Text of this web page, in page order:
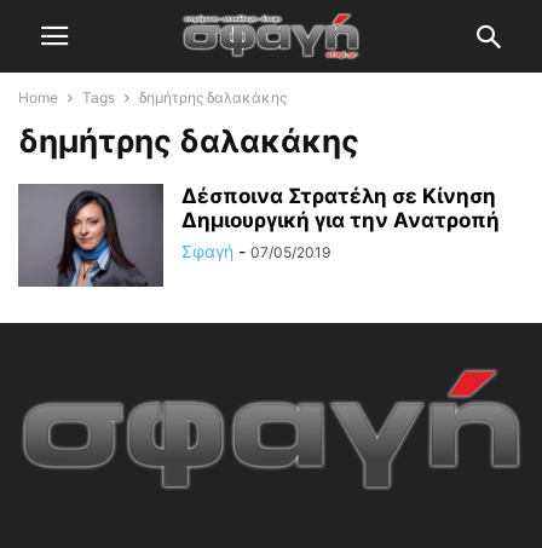
Home Tags δημήτρης δαλακάκης
δημήτρης δαλακάκης
Δέσποινα Στρατέλη σε Κίνηση
Δημιουργική για την Ανατροπή
Σφαγή - 07/05/2019